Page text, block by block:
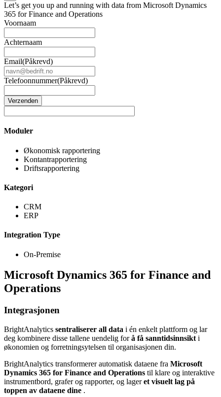
Let’s get you up and running with data from Microsoft Dynamics
365 for Finance and Operations
Voornaam
Achternaam
Email(Påkrevd)
Telefoonnummer(Påkrevd)
Verzenden
Moduler
Økonomisk rapportering
Kontantrapportering
Driftsrapportering
Kategori
CRM
ERP
Integration Type
On-Premise
Microsoft Dynamics 365 for Finance and
Operations
Integrasjonen
BrightAnalytics sentraliserer all data i én enkelt plattform og lar
deg kombinere disse tallene uendelig forå få sanntidsinnsikt i
økonomien og forretningsytelsen til organisasjonen din.
BrightAnalytics transformerer automatisk dataene fra Microsoft
Dynamics 365 for Finance and Operations til klare og interaktive
instrumentbord, grafer og rapporter, og lageret visuelt lag på
toppen av dataene dine .